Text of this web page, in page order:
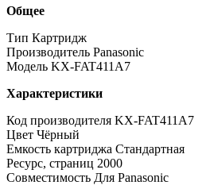
Общее
Тип Картридж
Производитель Panasonic
Модель KX-FAT411A7
Характеристики
Код производителя KX-FAT411A7
Цвет Чёрный
Емкость картриджа Стандартная
Ресурс, страниц 2000
Совместимость Для Panasonic